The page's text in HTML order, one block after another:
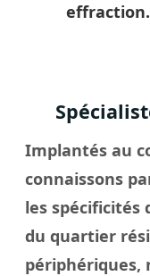
Implantés au
connaissons
les spécificités
du quartier
périphériques,